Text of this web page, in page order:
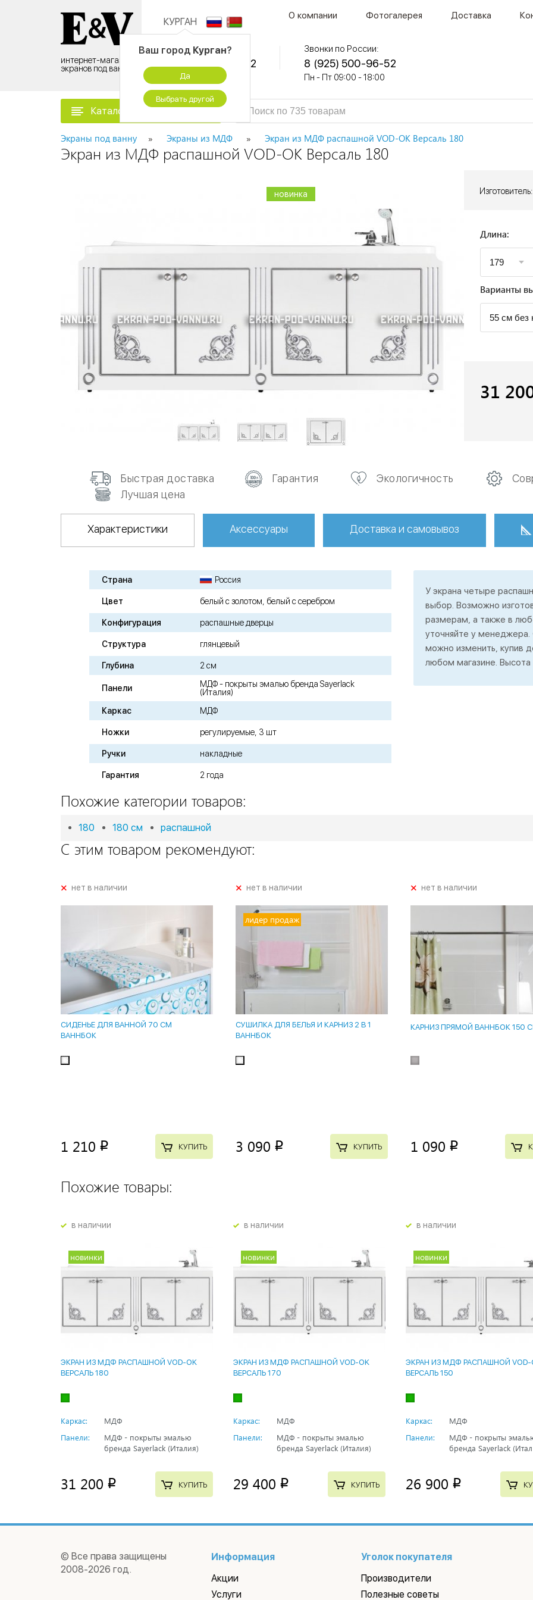
интернет-магазин
экранов под ванну
КУРГАН
Ваш город Курган?
Да
Выбрать другой
О компании Фотогалерея Доставка
Контактный центр:
8 (495) 500-96-52
временно не работаем
Звонки по России:
8 (925) 500-96-52
Пн - Пт 09:00 - 18:00
Каталог товаров
Экраны под ванну Экраны из МДФ Экран из МДФ распашной VOD-OK Версаль 180
Экран из МДФ распашной VOD-OK Версаль 180
новинка
новинка
новинка Изготовитель:
Длина:
Варианты
31
Быстрая доставка Гарантия Экологичность
Лучшая цена
Характеристики Аксессуары Доставка и самовывоз
Страна Россия
Цвет белый с золотом, белый с серебром
Конфигурация распашные дверцы
Структура глянцевый
Глубина 2 см
Панели
МДФ - покрыты эмалью бренда Sayerlack
(Италия)
Каркас
МДФ
Ножки регулируемые, 3 шт
Ручки накладные
Гарантия 2 года
У экрана четыре
выбор. Возможно
размерам, а также в
уточняйте у
можно изменить, купив
любом магазине. Высота
Похожие категории товаров:
180 180 см распашной
С этим товаром рекомендуют:
+нет в наличии
СИДЕНЬЕ ДЛЯ ВАННОЙ 70 СМ
ВАННБОК
1 210 p КУПИТЬ
+нет в наличии
лидер продаж
СУШИЛКА ДЛЯ БЕЛЬЯ И КАРНИЗ 2 В 1
ВАННБОК
3 090 p КУПИТЬ
+нет в наличии
КАРНИЗ ПРЯМОЙ ВАННБОК 150
1 090 p
Похожие товары:
в наличии
новинки
ЭКРАН ИЗ МДФ РАСПАШНОЙ VOD-OK
ВЕРСАЛЬ 180
Каркас:
МДФ
Панели:
МДФ - покрыты эмалью
бренда Sayerlack (Италия)
31 200 p КУПИТЬ
в наличии
новинки
ЭКРАН ИЗ МДФ РАСПАШНОЙ VOD-OK
ВЕРСАЛЬ 170
Каркас:
МДФ
Панели:
МДФ - покрыты эмалью
бренда Sayerlack (Италия)
29 400 p КУПИТЬ
в наличии
новинки
ЭКРАН ИЗ МДФ РАСПАШНОЙ VOD-
ВЕРСАЛЬ 150
Каркас:
МДФ
Панели:
МДФ - покрыты
бренда Sayerlack
26 900 p
© Все права защищены
2008-2026 год.
Информация
Акции
Услуги
Уголок покупателя
Производители
Полезные советы